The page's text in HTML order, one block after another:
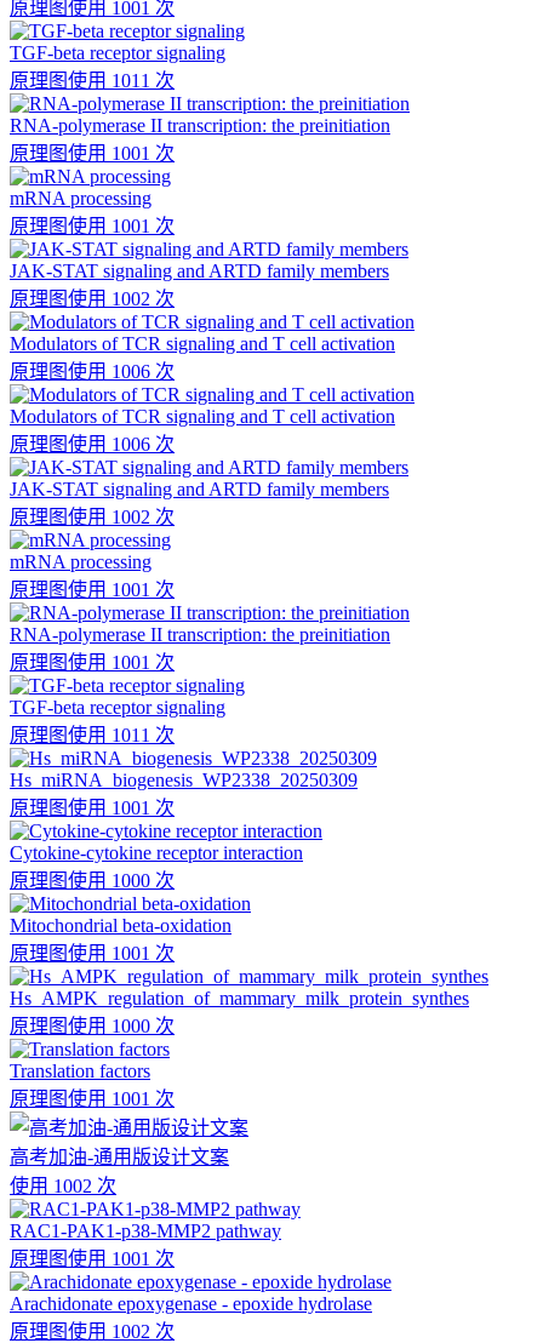
原理图使用 1001 次
TGF-beta receptor signaling
原理图使用 1011 次
RNA-polymerase II transcription: the preinitiation
原理图使用 1001 次
mRNA processing
原理图使用 1001 次
JAK-STAT signaling and ARTD family members
原理图使用 1002 次
Modulators of TCR signaling and T cell activation
原理图使用 1006 次
Modulators of TCR signaling and T cell activation
原理图使用 1006 次
JAK-STAT signaling and ARTD family members
原理图使用 1002 次
mRNA processing
原理图使用 1001 次
RNA-polymerase II transcription: the preinitiation
原理图使用 1001 次
TGF-beta receptor signaling
原理图使用 1011 次
Hs_miRNA_biogenesis_WP2338_20250309
原理图使用 1001 次
Cytokine-cytokine receptor interaction
原理图使用 1000 次
Mitochondrial beta-oxidation
原理图使用 1001 次
Hs_AMPK_regulation_of_mammary_milk_protein_synthes
原理图使用 1000 次
Translation factors
原理图使用 1001 次
高考加油-通用版设计文案
使用 1002 次
RAC1-PAK1-p38-MMP2 pathway
原理图使用 1001 次
Arachidonate epoxygenase - epoxide hydrolase
原理图使用 1002 次